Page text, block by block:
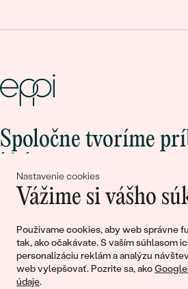
Nastavenie cookies
Vážime si vášho
Používame cookies, aby web správne
tak, ako očakávate. S vaším súhlasom
personalizáciu reklám a analýzu
web vylepšovať. Pozrite sa, ako
údaje.
Spoločne tvoríme
Pripojte sa k nám!